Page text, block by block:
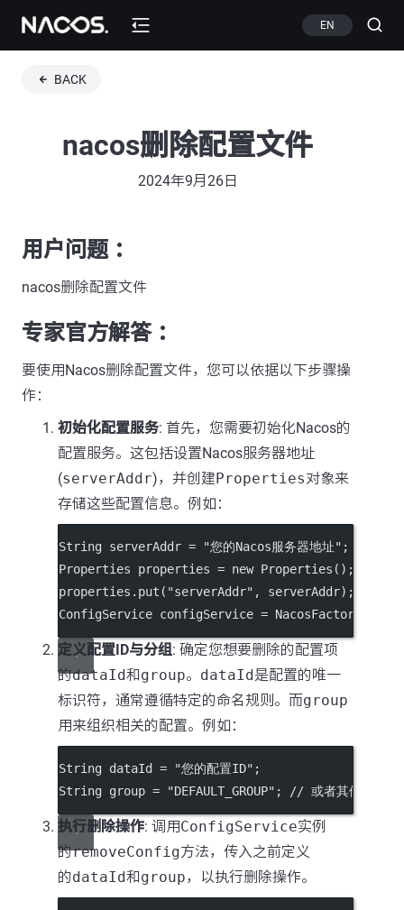
EN
BACK
nacos删除配置文件
2024年9月26日
用户问题 ：
nacos删除配置文件
专家官方解答 ：
要使用Nacos删除配置文件，您可以依据以下步骤操
作：
初始化配置服务: 首先，您需要初始化Nacos的
配置服务。这包括设置Nacos服务器地址
(serverAddr)，并创建Properties对象来
存储这些配置信息。例如：
String serverAddr = "您的Nacos服务器地址" ;
Properties properties = new Properties ();
properties. put ( "serverAddr" , serverAddr);
ConfigService configService = NacosFactory.
定义配置ID与分组: 确定您想要删除的配置项
的dataId和group。 dataId是配置的唯一
标识符，通常遵循特定的命名规则。而group
用来组织相关的配置。例如：
String dataId = "您的配置ID" ;
String group = "DEFAULT_GROUP" ; // 或者其他的分组
执行删除操作: 调用ConfigService实例
的removeConfig方法，传入之前定义
的dataId和group，以执行删除操作。